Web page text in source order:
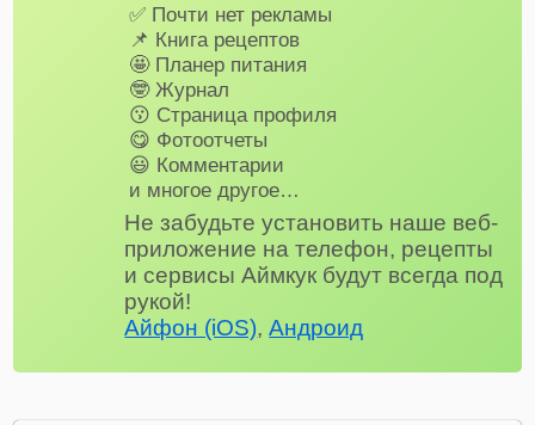
✅ Почти нет рекламы
📌 Книга рецептов
🤩 Планер питания
🤓 Журнал
😗 Страница профиля
😋 Фотоотчеты
😃 Комментарии
и многое другое…
Не забудьте установить наше веб-
приложение на телефон, рецепты
и сервисы Аймкук будут всегда под
рукой!
Айфон (iOS),Андроид